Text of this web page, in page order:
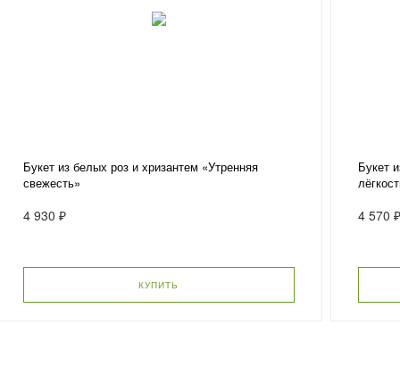
Букет из белых роз и хризантем «Утренняя
свежесть»
4 930 ₽
КУПИТЬ
Букет
4 570